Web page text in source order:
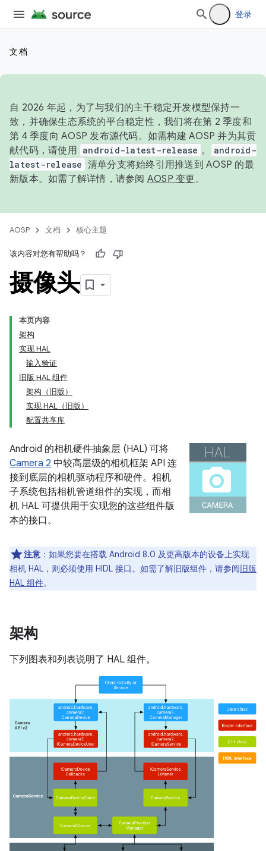
登录
文档
自 2026 年起，为了与我们的主干稳定开发模型保持一
致，并确保生态系统的平台稳定性，我们将在第 2 季度和
第 4 季度向 AOSP 发布源代码。如需构建 AOSP 并为其贡
献代码，请使用 android-latest-release 。
android-
latest-release 清单分支将始终引用推送到 AOSP 的最
新版本。如需了解详情，请参阅 AOSP 变更。
AOSP 文档 核心主题
该内容对您有帮助吗？
摄像头
本页内容
架构
实现 HAL
输入验证
旧版 HAL 组件
架构（旧版）
实现 HAL（旧版）
配置共享库
Android 的相机硬件抽象层 (HAL) 可将
Camera 2 中较高层级的相机框架 API 连
接到底层的相机驱动程序和硬件。相机
子系统包括相机管道组件的实现，而相
机 HAL 可提供用于实现您的这些组件版
本的接口。
注意 ：如果您要在搭载 Android 8.0 及更高版本的设备上实现
相机 HAL，则必须使用 HIDL 接口。如需了解旧版组件，请参阅旧版
HAL 组件。
架构
下列图表和列表说明了 HAL 组件。